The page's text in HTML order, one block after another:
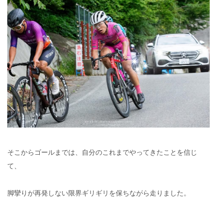
そこからゴールまでは、自分のこれまでやってきたことを信じ
て、
脚攣りが再発しない限界ギリギリを保ちながら走りました。